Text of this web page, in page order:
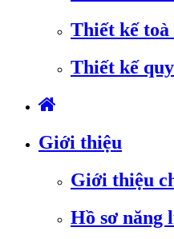
Thiết kế toà
Thiết kế
Giới thiệu
Giới thiệu
Hồ sơ năng